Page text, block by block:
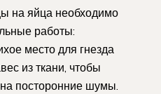
на яйца необходимо
работы:
место для гнезда
из ткани, чтобы
посторонние шумы.